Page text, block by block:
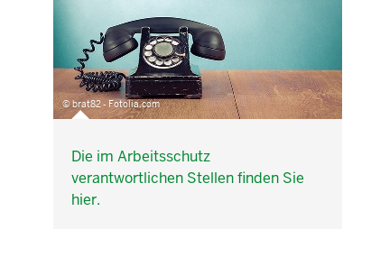
© brat82 - Fotolia.com
Die im Arbeitsschutz
verantwortlichen Stellen finden Sie
hier.